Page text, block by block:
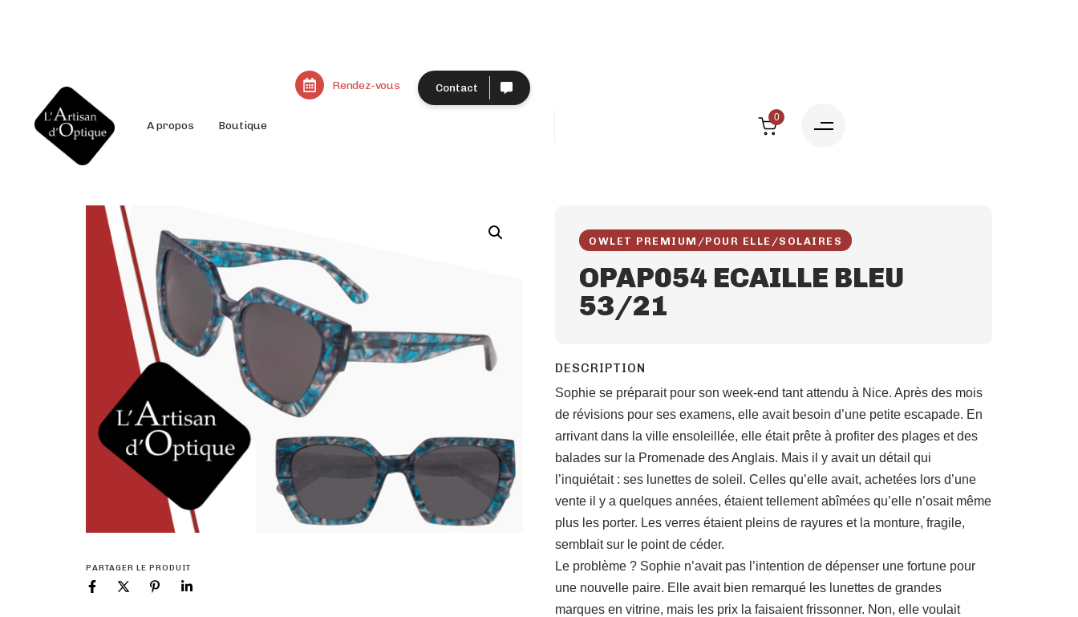
A propos Boutique
Rendez-vous Contact
0
PARTAGER LE PRODUIT
OWLET PREMIUM /POUR ELLE /SOLAIRES
OPAP054 ECAILLE BLEU
53/21
DESCRIPTION
Sophie se préparait pour son week-end tant attendu à Nice. Après des mois
de révisions pour ses examens, elle avait besoin d’une petite escapade. En
arrivant dans la ville ensoleillée, elle était prête à profiter des plages et des
balades sur la Promenade des Anglais. Mais il y avait un détail qui
l’inquiétait : ses lunettes de soleil. Celles qu’elle avait, achetées lors d’une
vente il y a quelques années, étaient tellement abîmées qu’elle n’osait même
plus les porter. Les verres étaient pleins de rayures et la monture, fragile,
semblait sur le point de céder.
Le problème ? Sophie n’avait pas l’intention de dépenser une fortune pour
une nouvelle paire. Elle avait bien remarqué les lunettes de grandes
marques en vitrine, mais les prix la faisaient frissonner. Non, elle voulait